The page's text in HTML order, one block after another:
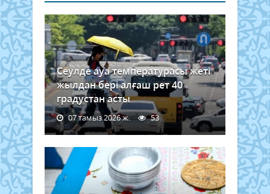
Сеулде ауа температурасы жеті
жылдан бері алғаш рет 40
градустан асты
07 тамыз 2026 ж. 53